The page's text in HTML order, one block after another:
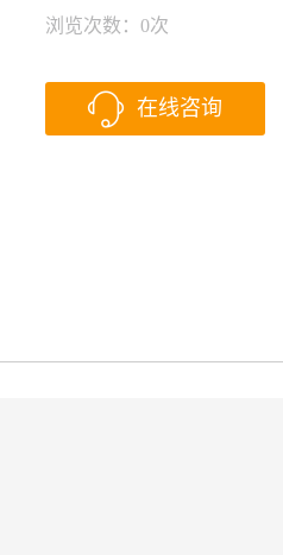
浏览次数： 0次
在线咨询